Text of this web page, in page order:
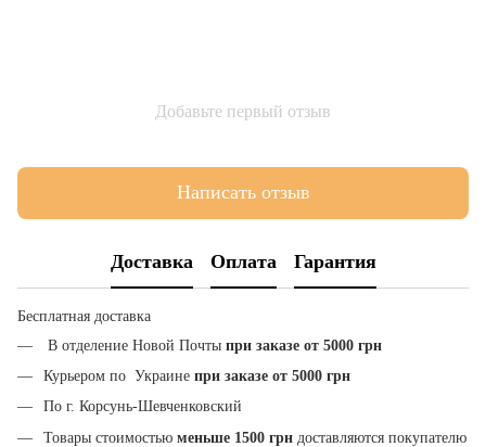
Добавьте первый отзыв
Написать отзыв
Доставка Оплата Гарантия
Бесплатная доставка
В отделение Новой Почты при заказе от 5000 грн
Курьером по Украине при заказе от 5000 грн
По г. Корсунь-Шевченковский
Товары стоимостью меньше 1500 грн доставляются покупателю